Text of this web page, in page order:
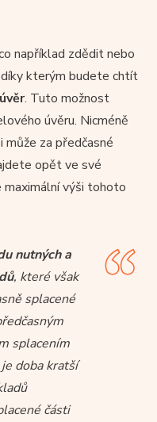
například zdědit nebo
kterým budete chtít
. Tuto možnost
úvěru. Nicméně
za předčasné
opět ve své
maximální výši tohoto
nutných a
, které však
splacené
splacením
doba kratší
části